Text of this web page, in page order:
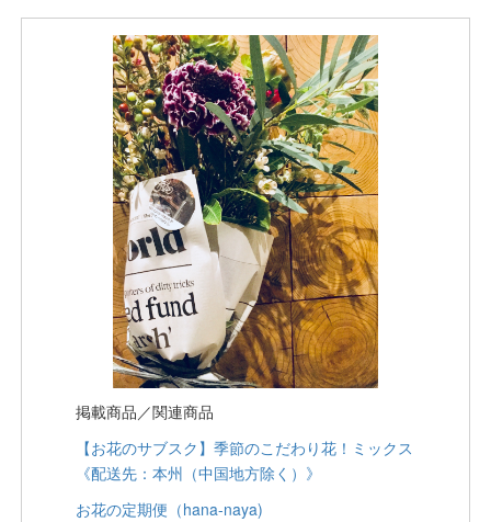
掲載商品／関連商品
【お花のサブスク】季節のこだわり花！ミックス
《配送先：本州（中国地方除く）》
お花の定期便（hana-naya)